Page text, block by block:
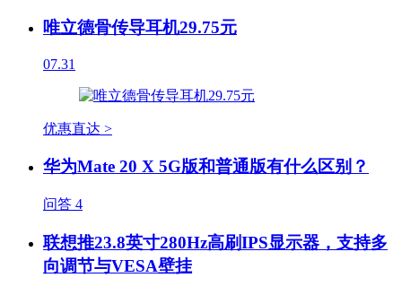
唯立德骨传导耳机29.75元
07.31
优惠直达 >
华为Mate 20 X 5G版和普通版有什么区别？
问答 4
联想推23.8英寸280Hz高刷IPS显示器，支持多
向调节与VESA壁挂